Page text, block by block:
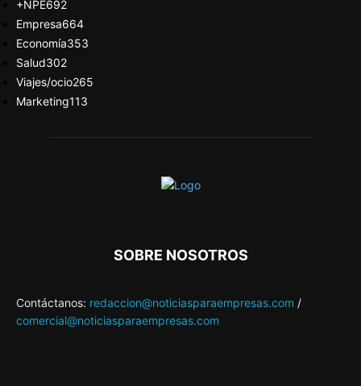
+NPE692
Empresa664
Economía353
Salud302
Viajes/ocio265
Marketing113
SOBRE NOSOTROS
Contáctanos: redaccion@noticiasparaempresas.com /
comercial@noticiasparaempresas.com